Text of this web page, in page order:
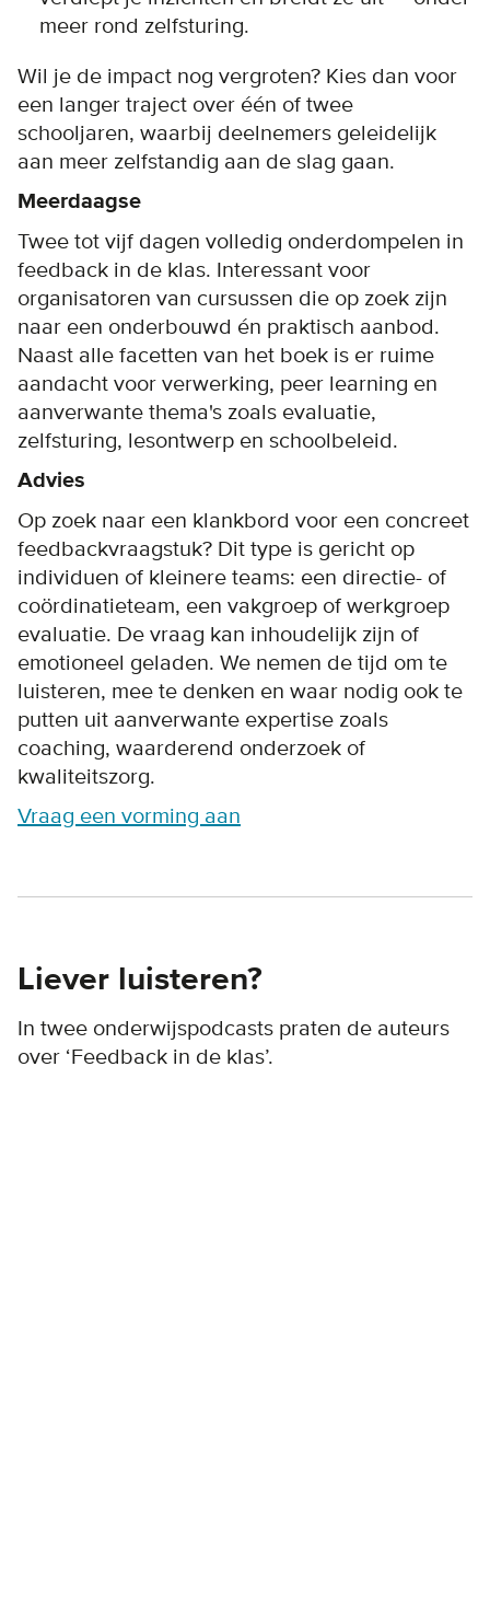
meer rond zelfsturing.
Wil je de impact nog vergroten? Kies dan voor
een langer traject over één of twee
schooljaren, waarbij deelnemers geleidelijk
aan meer zelfstandig aan de slag gaan.
Meerdaagse
Twee tot vijf dagen volledig onderdompelen in
feedback in de klas. Interessant voor
organisatoren van cursussen die op zoek zijn
naar een onderbouwd én praktisch aanbod.
Naast alle facetten van het boek is er ruime
aandacht voor verwerking, peer learning en
aanverwante thema's zoals evaluatie,
zelfsturing, lesontwerp en schoolbeleid.
Advies
Op zoek naar een klankbord voor een concreet
feedbackvraagstuk? Dit type is gericht op
individuen of kleinere teams: een directie- of
coördinatieteam, een vakgroep of werkgroep
evaluatie. De vraag kan inhoudelijk zijn of
emotioneel geladen. We nemen de tijd om te
luisteren, mee te denken en waar nodig ook te
putten uit aanverwante expertise zoals
coaching, waarderend onderzoek of
kwaliteitszorg.
Vraag een vorming aan
Liever luisteren?
In twee onderwijspodcasts praten de auteurs
over ‘Feedback in de klas’.